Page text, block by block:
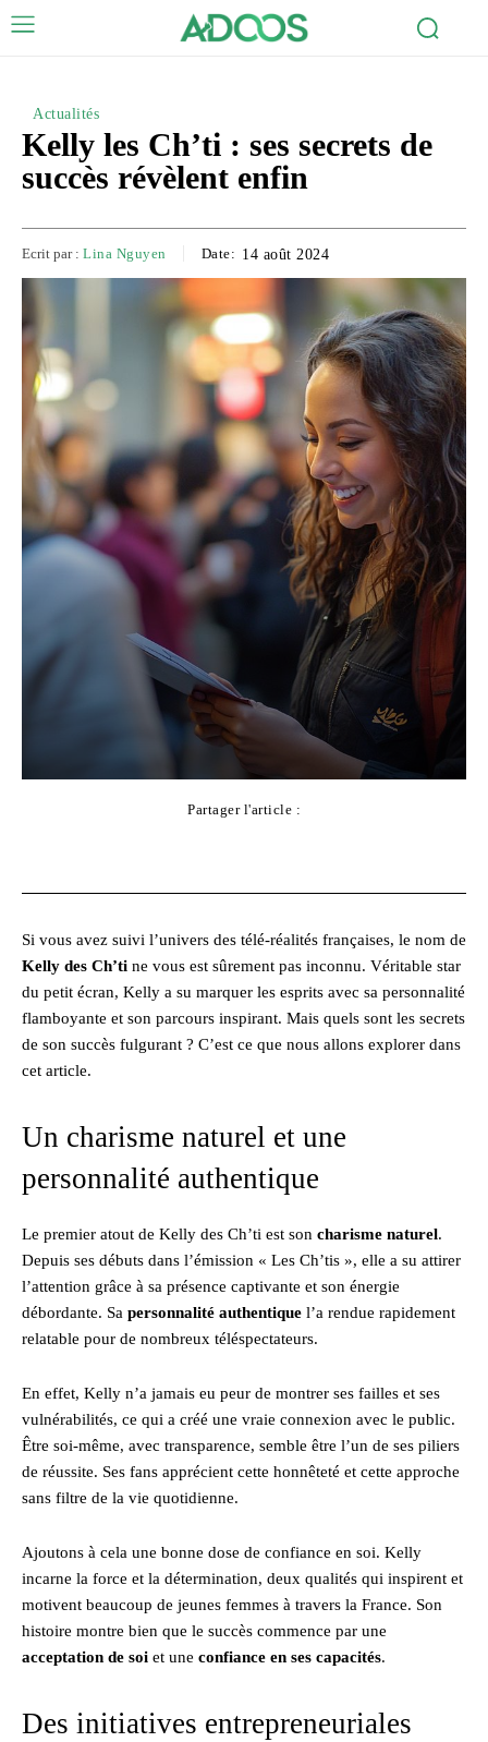
Actualités
Kelly les Ch’ti : ses secrets de
succès révèlent enfin
Ecrit par : Lina Nguyen Date: 14 août 2024
Partager l'article :
Si vous avez suivi l’univers des télé-réalités françaises, le nom de
Kelly des Ch’ti ne vous est sûrement pas inconnu. Véritable star
du petit écran, Kelly a su marquer les esprits avec sa personnalité
flamboyante et son parcours inspirant. Mais quels sont les secrets
de son succès fulgurant ? C’est ce que nous allons explorer dans
cet article.
Un charisme naturel et une
personnalité authentique
Le premier atout de Kelly des Ch’ti est son charisme naturel.
Depuis ses débuts dans l’émission « Les Ch’tis », elle a su attirer
l’attention grâce à sa présence captivante et son énergie
débordante. Sa personnalité authentique l’a rendue rapidement
relatable pour de nombreux téléspectateurs.
En effet, Kelly n’a jamais eu peur de montrer ses failles et ses
vulnérabilités, ce qui a créé une vraie connexion avec le public.
Être soi-même, avec transparence, semble être l’un de ses piliers
de réussite. Ses fans apprécient cette honnêteté et cette approche
sans filtre de la vie quotidienne.
Ajoutons à cela une bonne dose de confiance en soi. Kelly
incarne la force et la détermination, deux qualités qui inspirent et
motivent beaucoup de jeunes femmes à travers la France. Son
histoire montre bien que le succès commence par une
acceptation de soi et une confiance en ses capacités.
Des initiatives entrepreneuriales